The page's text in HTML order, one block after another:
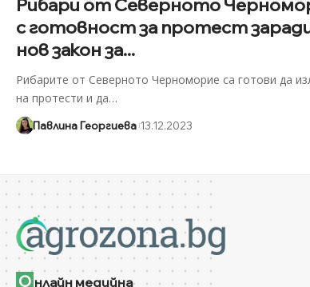
Рибари от Северното
с готовност за протест
нов закон за...
Рибарите от Северното Черноморие са готови да
на протести и да…
Павлина Георгиева 13.12.2023
О нлайн медийна